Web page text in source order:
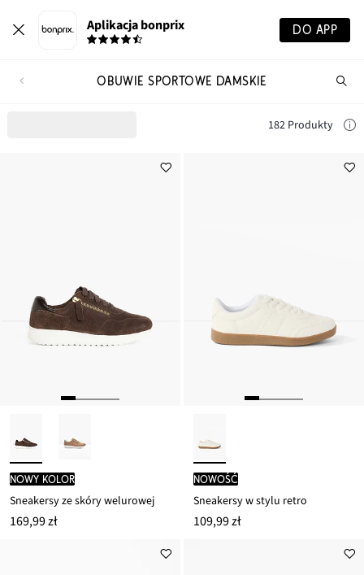
Aplikacja bonprix DO APP
OBUWIE SPORTOWE DAMSKIE
182 Produkty
nowy kolor
Sneakersy ze skóry welurowej
169,99 zł
nowość
Sneakersy w stylu retro
109,99 zł